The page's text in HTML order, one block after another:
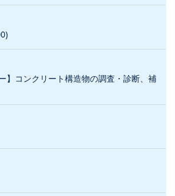
】コンクリート構造物の調査・診断、補